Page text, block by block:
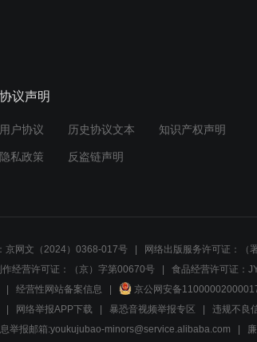
协议声明
用户协议 历史协议文本 知识产权声明
隐私政策 反盗链声明
京网文（2024）0368-017号 网络出版服务许可证：（
作经营许可证：（京）字第00670号 食品经营许可证：
经营性网站备案信息 京公网安备
网络举报APP下载 暴恐音视频举报专区
违规不良
举报邮箱:youkujubao-minors@service.alibaba.com